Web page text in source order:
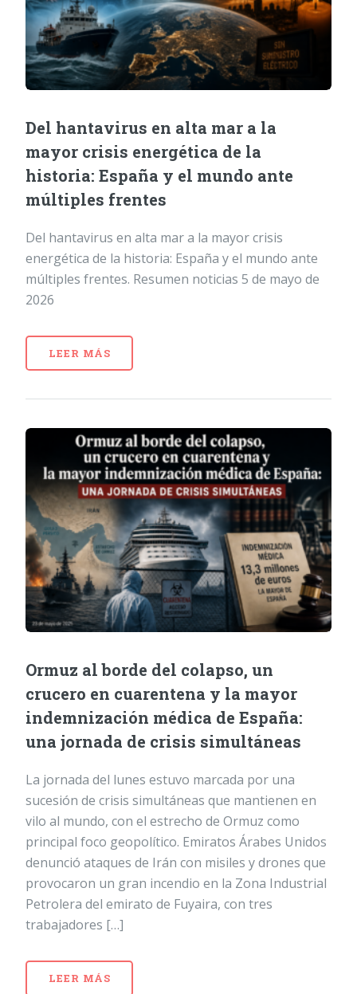
Del hantavirus en alta mar a la
mayor crisis energética de la
historia: España y el mundo ante
múltiples frentes
Del hantavirus en alta mar a la mayor crisis
energética de la historia: España y el mundo ante
múltiples frentes. Resumen noticias 5 de mayo de
2026
LEER MÁS
Ormuz al borde del colapso, un
crucero en cuarentena y la mayor
indemnización médica de España:
una jornada de crisis simultáneas
La jornada del lunes estuvo marcada por una
sucesión de crisis simultáneas que mantienen en
vilo al mundo, con el estrecho de Ormuz como
principal foco geopolítico. Emiratos Árabes Unidos
denunció ataques de Irán con misiles y drones que
provocaron un gran incendio en la Zona Industrial
Petrolera del emirato de Fuyaira, con tres
trabajadores […]
LEER MÁS